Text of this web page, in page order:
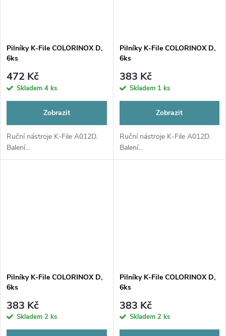
Pilníky K-File COLORINOX D,
6ks
472 Kč
Skladem 4 ks
Zobrazit
Ruční nástroje K-File A012D.
Balení...
Pilníky K-File COLORINOX D,
6ks
383 Kč
Skladem 1 ks
Zobrazit
Ruční nástroje K-File A012D.
Balení...
Pilníky K-File COLORINOX D,
6ks
383 Kč
Skladem 2 ks
Pilníky K-File COLORINOX D,
6ks
383 Kč
Skladem 2 ks